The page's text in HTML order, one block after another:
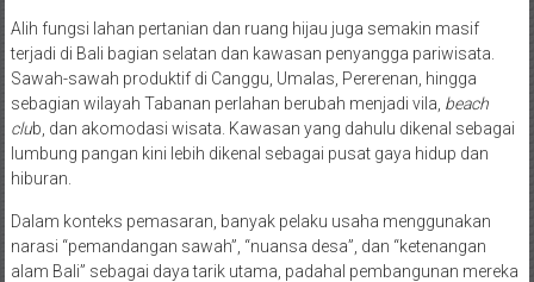
Alih fungsi lahan pertanian dan ruang hijau juga semakin masif
terjadi di Bali bagian selatan dan kawasan penyangga pariwisata.
Sawah-sawah produktif di Canggu, Umalas, Pererenan, hingga
sebagian wilayah Tabanan perlahan berubah menjadi vila, beach
club, dan akomodasi wisata. Kawasan yang dahulu dikenal sebagai
lumbung pangan kini lebih dikenal sebagai pusat gaya hidup dan
hiburan.
Dalam konteks pemasaran, banyak pelaku usaha menggunakan
narasi “pemandangan sawah”, “nuansa desa”, dan “ketenangan
alam Bali” sebagai daya tarik utama, padahal pembangunan mereka